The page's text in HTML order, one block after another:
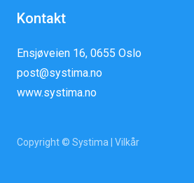
Kontakt
Ensjøveien 16, 0655 Oslo
post@systima.no
www.systima.no
Copyright © Systima | Vilkår